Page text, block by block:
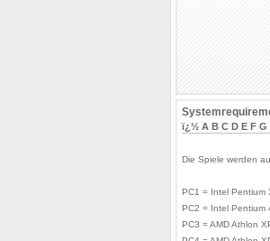
ï¿½ A B C D E F G
Die Spiele werden
PC1 = Intel Pentium
PC2 = Intel Pentium
PC3 = AMD Athlon